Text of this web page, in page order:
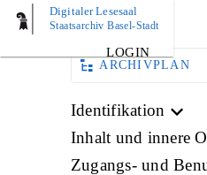
Digitaler Lesesaal
Staatsarchiv Basel-Stadt
LOGIN
BILD
ARCHIVPLAN
Identifikation
Inhalt und innere
Zugangs- und